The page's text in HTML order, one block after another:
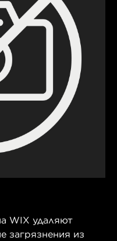
WIX удаляют
загрязнения из